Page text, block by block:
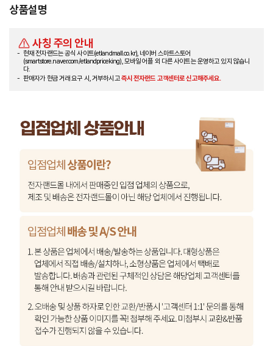
상품설명
사칭 주의 안내
현재 전자랜드는 공식 사이트(etlandmall.co.kr), 네이버 스마트스토어
(smartstore.naver.com/etlandpriceking), 모바일 어플 외 다른 사이트는 운영하고 있지 않습니
다.
판매자가 현금 거래 요구 시, 거부하시고즉시 전자랜드 고객센터로 신고해주세요.